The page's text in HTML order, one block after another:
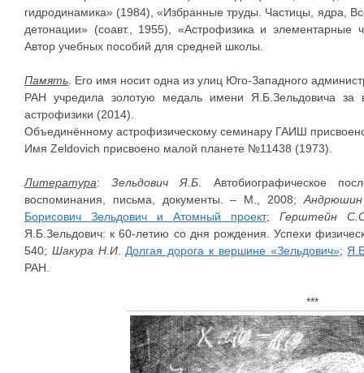
гидродинамика» (1984), «Избранные труды. Частицы, ядра,
детонации» (соавт., 1955), «Астрофизика и элементарные
Автор учебных пособий для средней школы.
Память . Его имя носит одна из улиц Юго-Западного
РАН учредила золотую медаль имени Я.Б.Зельдовича
астрофизики (2014).
Объединённому астрофизическому семинару ГАИШ
Имя Zeldovich присвоено малой планете №11438 (1973).
Литература:Зельдович Я.Б . Автобиографическое
воспоминания, письма, документы. – М., 2008;
Борисович Зельдович и Атомный проект; Герштейн
Я.Б.Зельдович: к 60-летию со дня рождения. Успехи
540; Шакура Н.И. Долгая дорога к вершине «Зельдович»;
РАН.
***